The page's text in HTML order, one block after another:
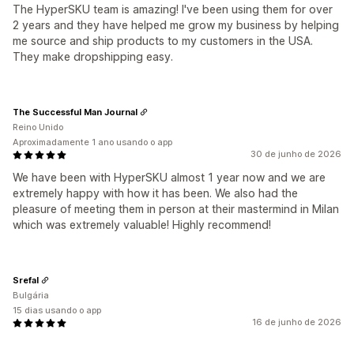
The HyperSKU team is amazing! I've been using them for over
2 years and they have helped me grow my business by helping
me source and ship products to my customers in the USA.
They make dropshipping easy.
30 de junho de 2026
We have been with HyperSKU almost 1 year now and we are
extremely happy with how it has been. We also had the
pleasure of meeting them in person at their mastermind in Milan
which was extremely valuable! Highly recommend!
The Successful Man Journal
Reino Unido
Aproximadamente 1 ano usando o app
16 de junho de 2026
Srefal
Bulgária
15 dias usando o app